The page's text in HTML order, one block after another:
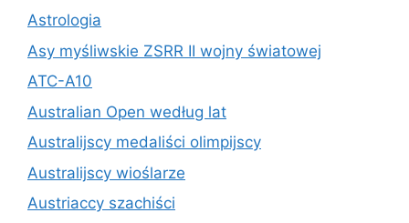
Astrologia
Asy myśliwskie ZSRR II wojny światowej
ATC-A10
Australian Open według lat
Australijscy medaliści olimpijscy
Australijscy wioślarze
Austriaccy szachiści